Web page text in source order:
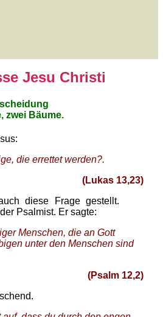
Jesu Christi
zwei Bäume.
die errettet werden?.
(Lukas 13,23)
diese Frage gestellt.
Psalmist. Er sagte:
Menschen, die an Gott
unter den Menschen sind
(Psalm 12,2)